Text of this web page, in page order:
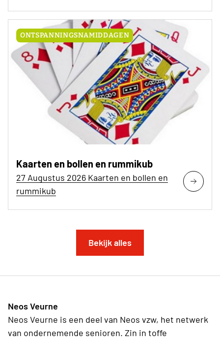
ONTSPANNINGSNAMIDDAGEN
Kaarten en bollen en rummikub
27 Augustus 2026 Kaarten en bollen en
rummikub
Bekijk alles
Neos Veurne
Neos Veurne is een deel van Neos vzw, het netwerk
van ondernemende senioren. Zin in toffe